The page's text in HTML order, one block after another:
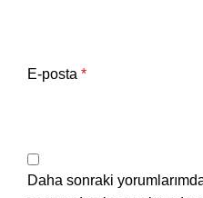
E-posta *
Daha sonraki